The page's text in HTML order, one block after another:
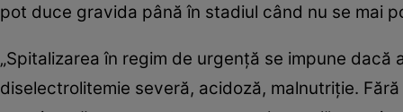
pot duce gravida până în stadiul când nu se mai
„Spitalizarea în regim de urgenţă se impune
diselectrolitemie severă, acidoză, malnutriţie.